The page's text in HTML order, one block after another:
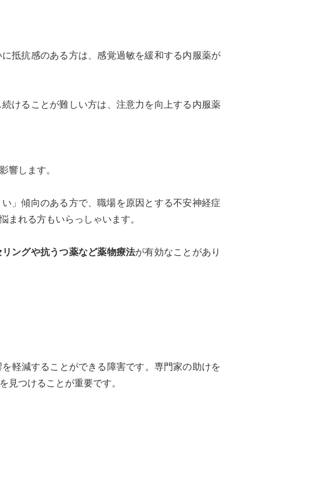
抵抗感のある方は、感覚過敏を緩和する内服薬が
けることが難しい方は、注意力を向上する内服薬
響します。
傾向のある方で、職場を原因とする不安神経症
まれる方もいらっしゃいます。
ングや抗うつ薬など薬物療法が有効なことがあり
軽減することができる障害です。専門家の助けを
見つけることが重要です。